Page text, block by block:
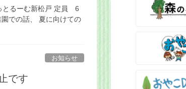
とるーむ新松戸 定員 6
での話、 夏に向けての
お知らせ
です